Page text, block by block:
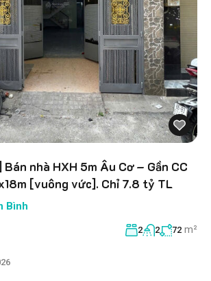
nhà HXH 5m Âu Cơ – Gần CC
[vuông vức]. Chỉ 7.8 tỷ TL
Bình
2 2 72 m²